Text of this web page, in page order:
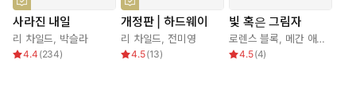
그래서 그는 버스에 올라탔다. 북서쪽 국경마을이 종점인 버스. 규
칙은 규칙이니까. 그 규칙은 반드시 지켜졌을 것이다. 만일 두 번째
로 멈춰 선 휴게소에서 그가 산책에 나서지 않았다면. 그 산책길에
서 전당포 앞을 지나치지 않았다면. 그 전당포 진열창에 놓여 있는
사라진 내일
리 차일드 박슬라
4.4 (234)
개정판 | 하드웨이
리 차일드 전미영
4.5(13)
빛 혹은 그림자
로렌스 블록 메간 애보트
4.5(4)